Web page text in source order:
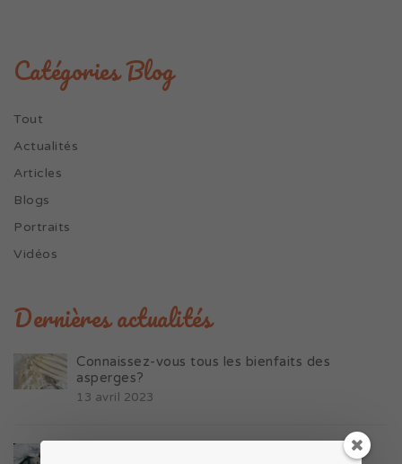
Catégories Blog
Tout
Actualités
Articles
Blogs
Portraits
Vidéos
Dernières actualités
Connaissez-vous tous les bienfaits des
asperges?
13 avril 2023